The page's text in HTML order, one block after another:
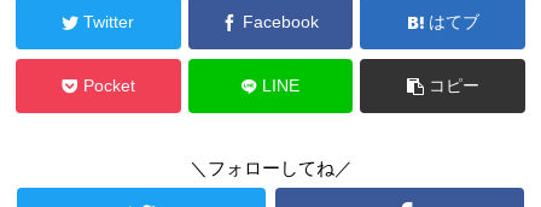
Twitter Facebook はてブ
Pocket LINE コピー
＼フォローしてね／